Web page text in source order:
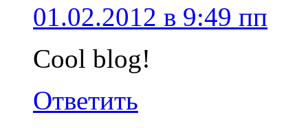
01.02.2012 в 9:49 пп
Cool blog!
Ответить